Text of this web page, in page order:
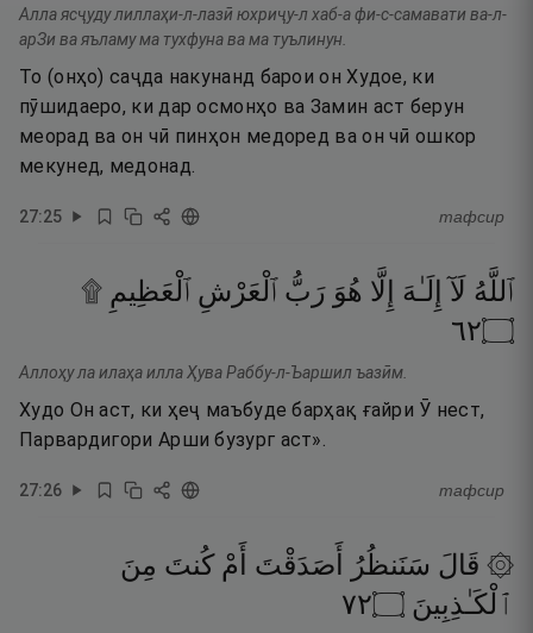
Алла ясҷуду лиллаҳи-л-лазӣ юхриҷу-л хаб-а фи-с-самавати ва-л-
арЗи ва яъламу ма тухфуна ва ма туълинун.
То (онҳо) саҷда накунанд барои он Худое, ки
пӯшидаеро, ки дар осмонҳо ва Замин аст берун
меорад ва он чӣ пинҳон медоред ва он чӣ ошкор
мекунед, медонад.
27:25 тафсир
ٱللَّهُ لَآ إِلَـٰهَ إِلَّا هُوَ رَبُّ ٱلْعَرْشِ ٱلْعَظِيمِ ۩‏
۝٢٦
Аллоҳу ла илаҳа илла Ҳува Раббу-л-Ъаршил ъазӣм.
Худо Он аст, ки ҳеҷ маъбуде барҳақ ғайри Ӯ нест,
Парвардигори Арши бузург аст».
27:26 тафсир
۞ قَالَ سَنَنظُرُ أَصَدَقْتَ أَمْ كُنتَ مِنَ
ٱلْكَـٰذِبِينَ ۝٢٧